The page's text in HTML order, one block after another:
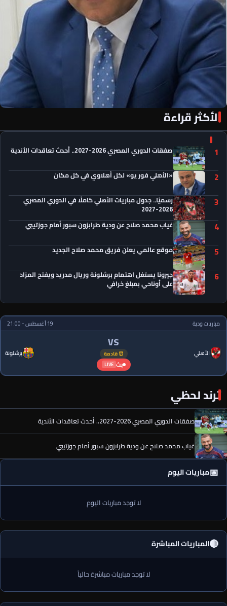
«الأهلي فور يو» لكل أهلاوي في كل مكان
الأكثر قراءة
1 صفقات الدوري المصري 2026-2027.. أحدث تعاقدات الأندية
2 «الأهلي فور يو» لكل أهلاوي في كل مكان
3 رسميًا.. جدول مباريات الأهلي كاملًا في الدوري المصري
2026-2027
4 غياب محمد صلاح عن ودية طرابزون سبور أمام جوزتيبي
5 موقع عالمي يعلن فريق محمد صلاح الجديد
6 جيرونا يستغل اهتمام برشلونة وريال مدريد ويفتح المزاد
على أوناحي بمبلغ خرافي
مباريات ودية 19 أغسطس - 21:00
الأهلي
VS
⏰ قادمة
بث LIVE
برشلونة
ترند لحظي
صفقات الدوري المصري 2026-2027.. أحدث تعاقدات الأندية
غياب محمد صلاح عن ودية طرابزون سبور أمام جوزتيبي
📅مباريات اليوم
لا توجد مباريات اليوم
🔴المباريات المباشرة
لا توجد مباريات مباشرة حالياً